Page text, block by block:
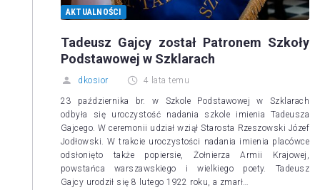
AKTUALNOŚCI
Tadeusz Gajcy został Patronem Szkoły
Podstawowej w Szklarach
dkosior 4 lata temu
23 października br. w Szkole Podstawowej w Szklarach
odbyła się uroczystość nadania szkole imienia Tadeusza
Gajcego. W ceremonii udział wziął Starosta Rzeszowski Józef
Jodłowski. W trakcie uroczystości nadania imienia placówce
odsłonięto także popiersie, Żołnierza Armii Krajowej,
powstańca warszawskiego i wielkiego poety. Tadeusz
Gajcy urodził się 8 lutego 1922 roku, a zmarł…